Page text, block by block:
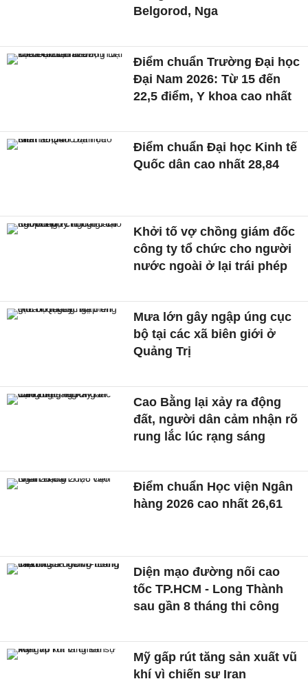
Belgorod, Nga
Điểm chuẩn Trường Đại học
Đại Nam 2026: Từ 15 đến
22,5 điểm, Y khoa cao nhất
Điểm chuẩn Đại học Kinh tế
Quốc dân cao nhất 28,84
Khởi tố vợ chồng giám đốc
công ty tổ chức cho người
nước ngoài ở lại trái phép
Mưa lớn gây ngập úng cục
bộ tại các xã biên giới ở
Quảng Trị
Cao Bằng lại xảy ra động
đất, người dân cảm nhận rõ
rung lắc lúc rạng sáng
Điểm chuẩn Học viện Ngân
hàng 2026 cao nhất 26,61
Diện mạo đường nối cao
tốc TP.HCM - Long Thành
sau gần 8 tháng thi công
Mỹ gấp rút tăng sản xuất vũ
khí vì chiến sự Iran